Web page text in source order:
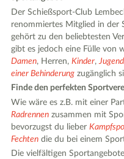
Der Schießsport-Club
renommiertes Mitglied in der
gehört zu den beliebtesten
gibt es jedoch eine Fülle von
Damen, Herren,Kinder,
einer Behinderung zugänglich
Finde den perfekten
Wie wäre es z.B. mit einer
Radrennen zusammen mit
bevorzugst du lieber
Fechten die du bei einem
Die vielfältigen